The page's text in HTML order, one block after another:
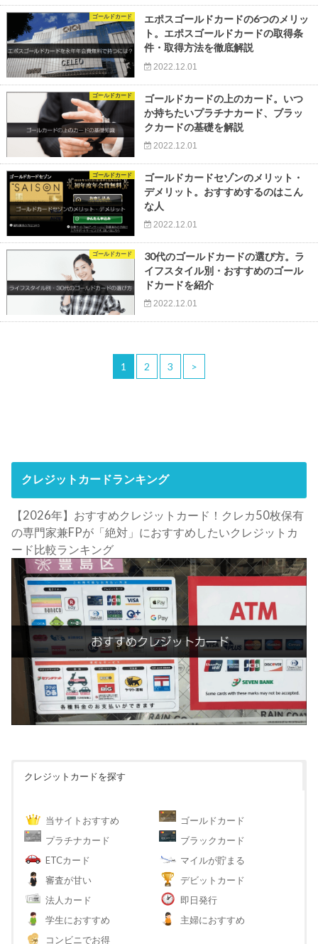
ゴールドカード
エポスゴールドカードの6つのメリッ
ト。エポスゴールドカードの取得条
件・取得方法を徹底解説
2022.12.01
ゴールドカード
ゴールドカードの上のカード。いつ
か持ちたいプラチナカード、ブラッ
クカードの基礎を解説
2022.12.01
ゴールドカード
ゴールドカードセゾンのメリット・
デメリット。おすすめするのはこん
な人
2022.12.01
ゴールドカード
30代のゴールドカードの選び方。ラ
イフスタイル別・おすすめのゴール
ドカードを紹介
2022.12.01
1 2 3 >
クレジットカードランキング
【2026年】おすすめクレジットカード！クレカ50枚保有
の専門家兼FPが「絶対」におすすめしたいクレジットカ
ード比較ランキング
クレジットカードを探す
当サイトおすすめ
ゴールドカード
プラチナカード
ブラックカード
ETCカード
マイルが貯まる
審査が甘い
デビットカード
法人カード
即日発行
学生におすすめ
主婦におすすめ
コンビニでお得